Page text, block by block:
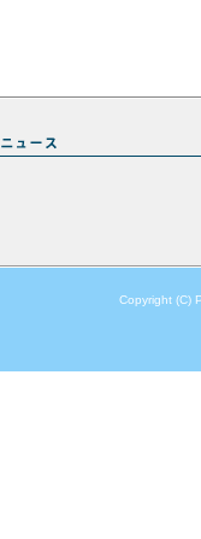
Copyright (C)